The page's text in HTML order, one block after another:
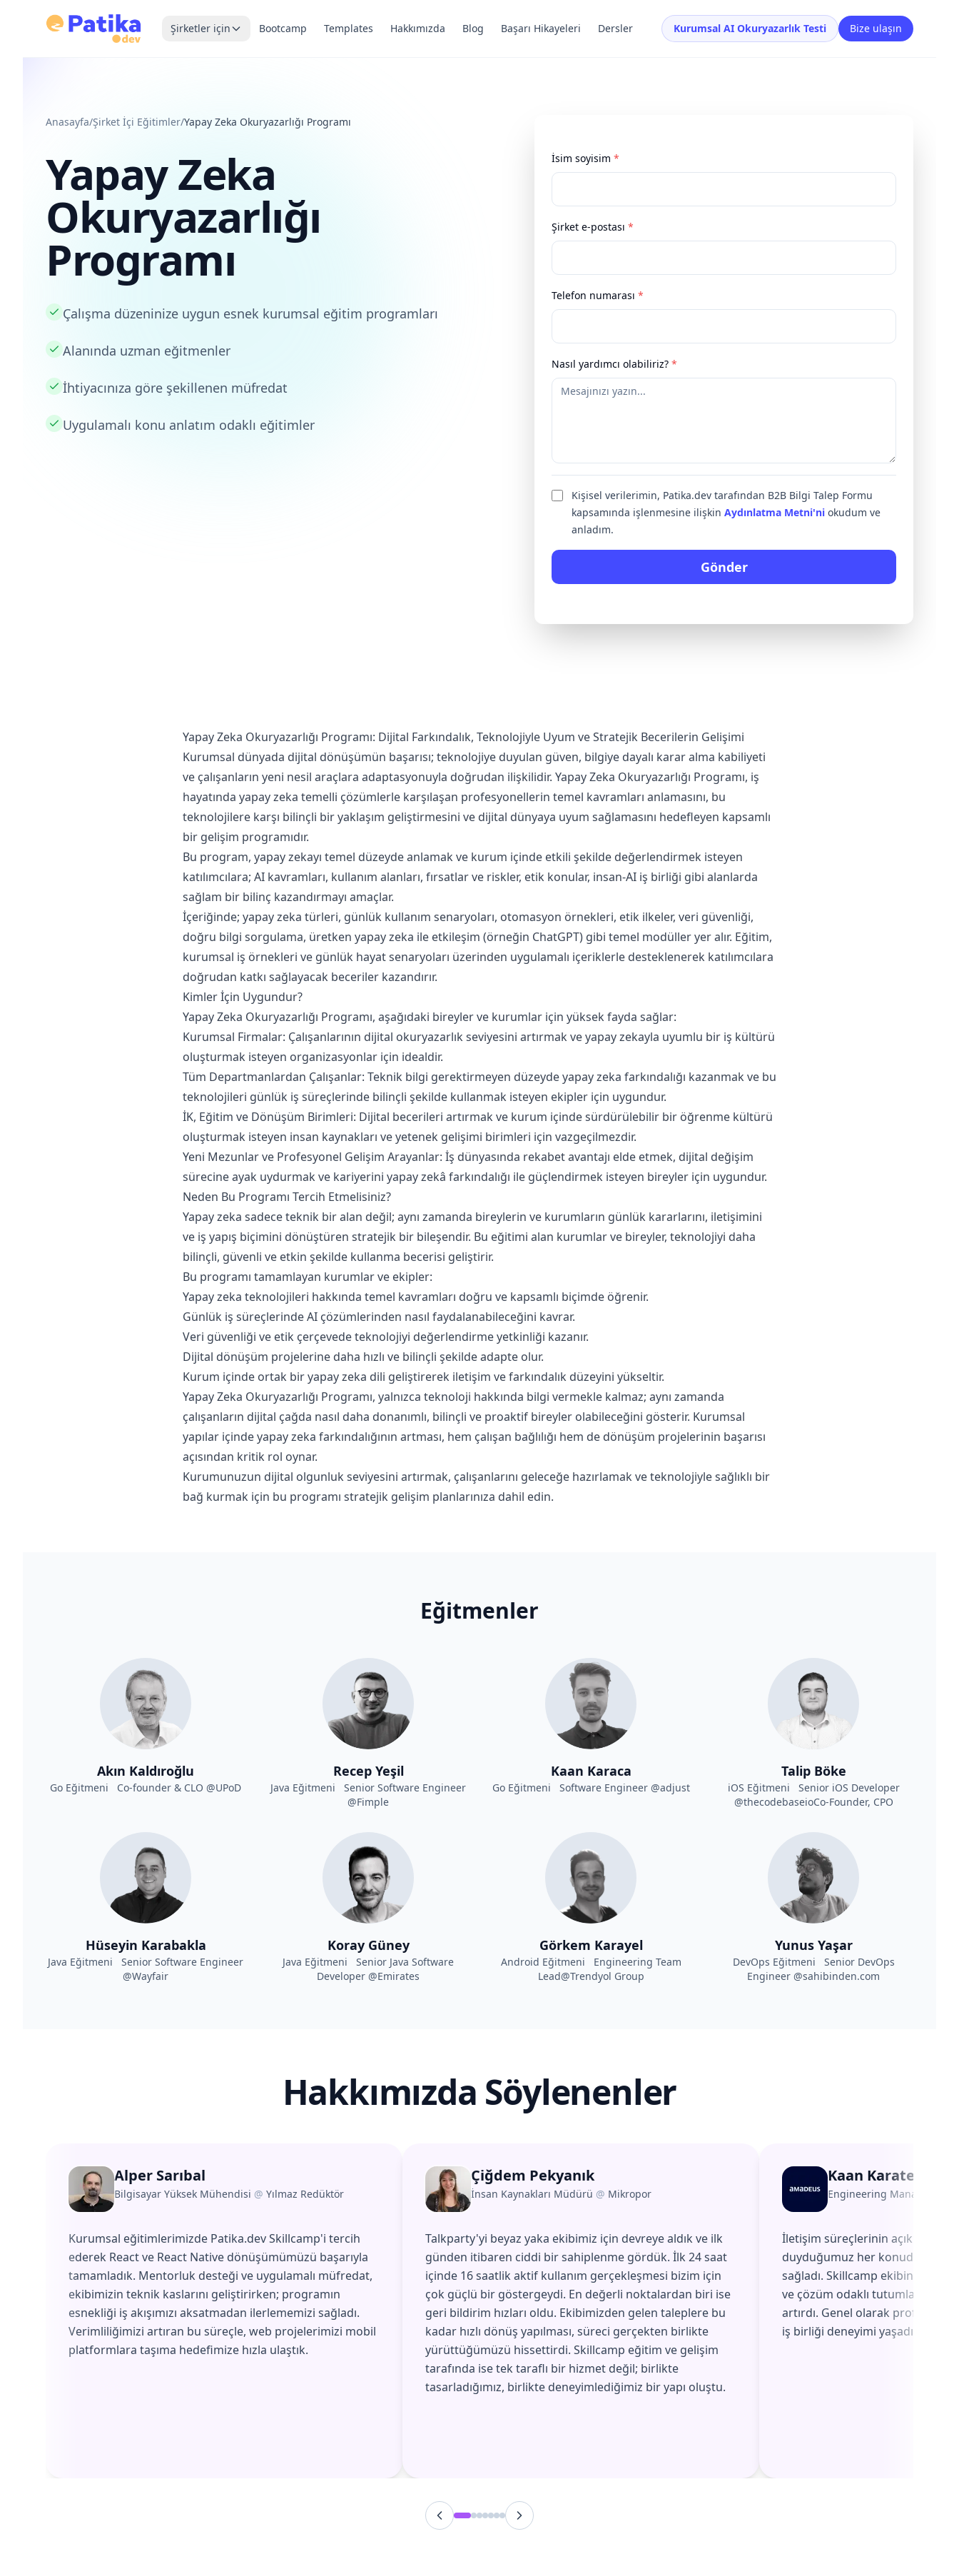
Şirketler için Bootcamp Templates Hakkımızda Blog Başarı Hikayeleri Dersler Kurumsal AI Okuryazarlık Testi Bize ulaşın
Anasayfa/Şirket İçi Eğitimler/Yapay Zeka Okuryazarlığı Programı
Yapay Zeka
Okuryazarlığı
Programı
Çalışma düzeninize uygun esnek kurumsal eğitim programları
Alanında uzman eğitmenler
İhtiyacınıza göre şekillenen müfredat
Uygulamalı konu anlatım odaklı eğitimler
İsim soyisim*
Şirket e-postası*
Telefon numarası*
Nasıl yardımcı olabiliriz?*
Kişisel verilerimin, Patika.dev tarafından B2B Bilgi Talep Formu
kapsamında işlenmesine ilişkin Aydınlatma Metni'ni okudum ve
anladım.
Gönder
Yapay Zeka Okuryazarlığı Programı: Dijital Farkındalık, Teknolojiyle Uyum ve Stratejik Becerilerin Gelişimi
Kurumsal dünyada dijital dönüşümün başarısı; teknolojiye duyulan güven, bilgiye dayalı karar alma kabiliyeti
ve çalışanların yeni nesil araçlara adaptasyonuyla doğrudan ilişkilidir. Yapay Zeka Okuryazarlığı Programı, iş
hayatında yapay zeka temelli çözümlerle karşılaşan profesyonellerin temel kavramları anlamasını, bu
teknolojilere karşı bilinçli bir yaklaşım geliştirmesini ve dijital dünyaya uyum sağlamasını hedefleyen kapsamlı
bir gelişim programıdır.
Bu program, yapay zekayı temel düzeyde anlamak ve kurum içinde etkili şekilde değerlendirmek isteyen
katılımcılara; AI kavramları, kullanım alanları, fırsatlar ve riskler, etik konular, insan-AI iş birliği gibi alanlarda
sağlam bir bilinç kazandırmayı amaçlar.
İçeriğinde; yapay zeka türleri, günlük kullanım senaryoları, otomasyon örnekleri, etik ilkeler, veri güvenliği,
doğru bilgi sorgulama, üretken yapay zeka ile etkileşim (örneğin ChatGPT) gibi temel modüller yer alır. Eğitim,
kurumsal iş örnekleri ve günlük hayat senaryoları üzerinden uygulamalı içeriklerle desteklenerek katılımcılara
doğrudan katkı sağlayacak beceriler kazandırır.
Kimler İçin Uygundur?
Yapay Zeka Okuryazarlığı Programı, aşağıdaki bireyler ve kurumlar için yüksek fayda sağlar:
Kurumsal Firmalar: Çalışanlarının dijital okuryazarlık seviyesini artırmak ve yapay zekayla uyumlu bir iş kültürü
oluşturmak isteyen organizasyonlar için idealdir.
Tüm Departmanlardan Çalışanlar: Teknik bilgi gerektirmeyen düzeyde yapay zeka farkındalığı kazanmak ve bu
teknolojileri günlük iş süreçlerinde bilinçli şekilde kullanmak isteyen ekipler için uygundur.
İK, Eğitim ve Dönüşüm Birimleri: Dijital becerileri artırmak ve kurum içinde sürdürülebilir bir öğrenme kültürü
oluşturmak isteyen insan kaynakları ve yetenek gelişimi birimleri için vazgeçilmezdir.
Yeni Mezunlar ve Profesyonel Gelişim Arayanlar: İş dünyasında rekabet avantajı elde etmek, dijital değişim
sürecine ayak uydurmak ve kariyerini yapay zekâ farkındalığı ile güçlendirmek isteyen bireyler için uygundur.
Neden Bu Programı Tercih Etmelisiniz?
Yapay zeka sadece teknik bir alan değil; aynı zamanda bireylerin ve kurumların günlük kararlarını, iletişimini
ve iş yapış biçimini dönüştüren stratejik bir bileşendir. Bu eğitimi alan kurumlar ve bireyler, teknolojiyi daha
bilinçli, güvenli ve etkin şekilde kullanma becerisi geliştirir.
Bu programı tamamlayan kurumlar ve ekipler:
Yapay zeka teknolojileri hakkında temel kavramları doğru ve kapsamlı biçimde öğrenir.
Günlük iş süreçlerinde AI çözümlerinden nasıl faydalanabileceğini kavrar.
Veri güvenliği ve etik çerçevede teknolojiyi değerlendirme yetkinliği kazanır.
Dijital dönüşüm projelerine daha hızlı ve bilinçli şekilde adapte olur.
Kurum içinde ortak bir yapay zeka dili geliştirerek iletişim ve farkındalık düzeyini yükseltir.
Yapay Zeka Okuryazarlığı Programı, yalnızca teknoloji hakkında bilgi vermekle kalmaz; aynı zamanda
çalışanların dijital çağda nasıl daha donanımlı, bilinçli ve proaktif bireyler olabileceğini gösterir. Kurumsal
yapılar içinde yapay zeka farkındalığının artması, hem çalışan bağlılığı hem de dönüşüm projelerinin başarısı
açısından kritik rol oynar.
Kurumunuzun dijital olgunluk seviyesini artırmak, çalışanlarını geleceğe hazırlamak ve teknolojiyle sağlıklı bir
bağ kurmak için bu programı stratejik gelişim planlarınıza dahil edin.
Eğitmenler
Akın Kaldıroğlu
Go Eğitmeni Co-founder & CLO @UPoD
Recep Yeşil
Java Eğitmeni Senior Software Engineer
@Fimple
Kaan Karaca
Go Eğitmeni Software Engineer @adjust
Talip Böke
iOS Eğitmeni Senior iOS Developer
@thecodebaseioCo-Founder, CPO
Hüseyin Karabakla
Java Eğitmeni Senior Software Engineer
@Wayfair
Koray Güney
Java Eğitmeni Senior Java Software
Developer @Emirates
Görkem Karayel
Android Eğitmeni Engineering Team
Lead@Trendyol Group
Yunus Yaşar
DevOps Eğitmeni Senior DevOps
Engineer @sahibinden.com
Hakkımızda Söylenenler
Alper Sarıbal
Bilgisayar Yüksek Mühendisi @ Yılmaz Redüktör
Kurumsal eğitimlerimizde Patika.dev Skillcamp'i tercih
ederek React ve React Native dönüşümümüzü başarıyla
tamamladık. Mentorluk desteği ve uygulamalı müfredat,
ekibimizin teknik kaslarını geliştirirken; programın
esnekliği iş akışımızı aksatmadan ilerlememizi sağladı.
Verimliliğimizi artıran bu süreçle, web projelerimizi mobil
platformlara taşıma hedefimize hızla ulaştık.
Çiğdem Pekyanık
İnsan Kaynakları Müdürü @ Mikropor
Talkparty'yi beyaz yaka ekibimiz için devreye aldık ve ilk
günden itibaren ciddi bir sahiplenme gördük. İlk 24 saat
içinde 16 saatlik aktif kullanım gerçekleşmesi bizim için
çok güçlü bir göstergeydi. En değerli noktalardan biri ise
geri bildirim hızları oldu. Ekibimizden gelen taleplere bu
kadar hızlı dönüş yapılması, süreci gerçekten birlikte
yürüttüğümüzü hissettirdi. Skillcamp eğitim ve gelişim
tarafında ise tek taraflı bir hizmet değil; birlikte
tasarladığımız, birlikte deneyimlediğimiz bir yapı oluştu.
Kaan Karatepe
Engineering Manager
İletişim süreçlerinin açık ve
duyduğumuz her konuda hızlı
sağladı. Skillcamp ekibinin geri
ve çözüm odaklı tutumları,
artırdı. Genel olarak
iş birliği deneyimi yaşadık.